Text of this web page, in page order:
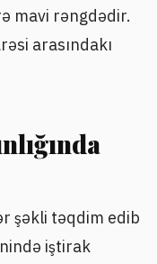
mavi rəngdədir.
arasındakı
şəkli təqdim edib
iştirak